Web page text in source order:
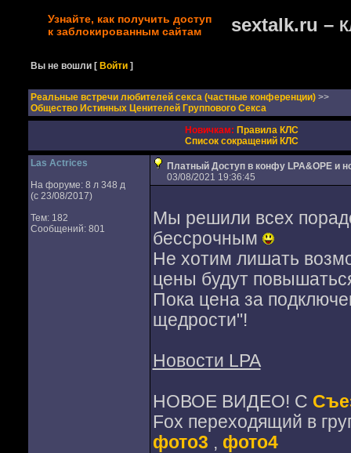
Узнайте, как получить доступ
к заблокированным сайтам
sextalk.ru –
Вы не вошли [Войти ]
Реальные встречи любителей секса (частные конференции) >>
Общество Истинных Ценителей Группового Секса
Новичкам: Правила КЛС
Список сокращений КЛС
Las Actrices
На форуме: 8 л 348 д
(с 23/08/2017)
Тем: 182
Сообщений: 801
Платный Доступ в конфу LPA&OPE и
03/08/2021 19:36:45
Мы решили всех
бессрочным
Не хотим лишать
цены будут
Пока цена за
щедрости"!
Новости LPA
НОВОЕ ВИДЕО! С
Fox переходящий в
фото3 , фото4